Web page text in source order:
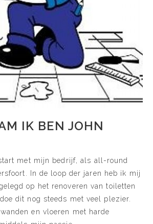
IK BEN JOHN
met mijn bedrijf, als all-round
In de loop der jaren heb ik mij
op het renoveren van toiletten
dit nog steeds met veel plezier.
en vloeren met harde